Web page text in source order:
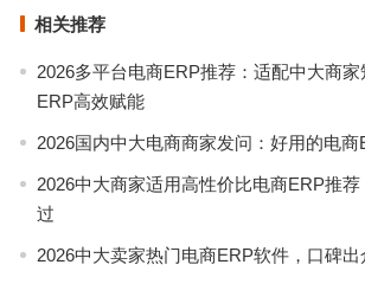
相关推荐
2026多平台电商ERP推荐：适配中大商
ERP高效赋能
2026国内中大电商商家发问：好用的电商
2026中大商家适用高性价比电商ERP推
过
2026中大卖家热门电商ERP软件，口碑